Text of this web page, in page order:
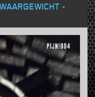
-